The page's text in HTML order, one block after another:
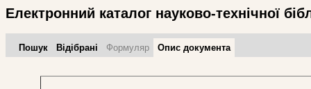
Електронний каталог науково-технічної
Пошук Відібрані Формуляр Опис документа